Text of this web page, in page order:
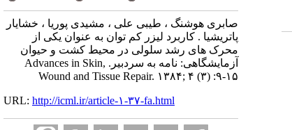
صابری هوشنگ ، طیبی علی ، مشیدی پوریا ، خشایار
پاتریشیا . کاربرد لیزر کم توان به عنوان یکی از
محرک های رشد سلولی در محیط کشت و حیوان
آزمایشگاهی: نامه به سردبیر. Advances in Skin,
Wound and Tissue Repair. ۱۳۸۴; ۴ (۳) :۹-۱۵
URL: http://icml.ir/article-۱-۳۷-fa.html